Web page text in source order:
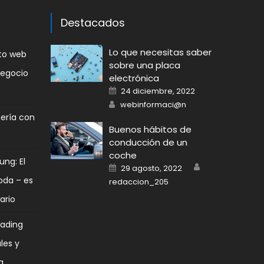
web
con
El
– es
y
Destacados
Lo que necesitas saber
sobre una placa
electrónica
Posted
on
24 diciembre, 2022
Author
webinformaci@n
Buenos hábitos de
conducción de un
coche
Posted
on
29 agosto, 2022
redaccion_205